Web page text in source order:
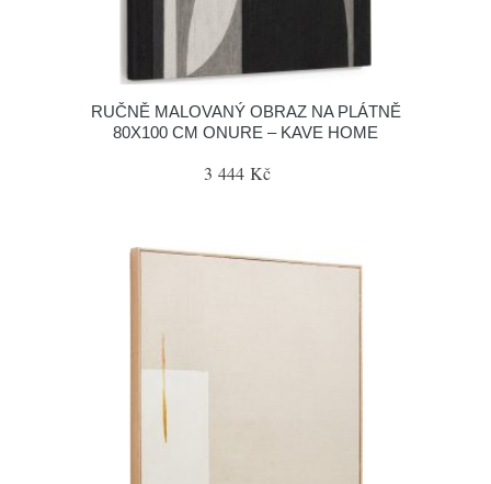
RUČNĚ MALOVANÝ OBRAZ NA PLÁTNĚ
80X100 CM ONURE – KAVE HOME
3 444 Kč